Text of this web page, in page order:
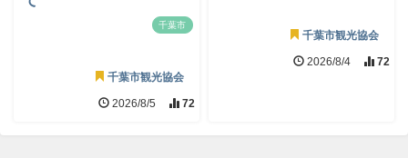
千葉市
千葉市観光協会
2026/8/5 72
千葉市観光協会
2026/8/4 72